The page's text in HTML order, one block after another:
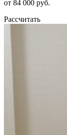
от 84 000 руб.
Рассчитать